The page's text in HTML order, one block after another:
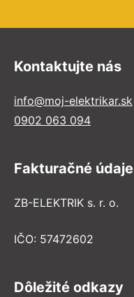
Kontaktujte nás
info@moj-elektrikar.sk
0902 063 094
Fakturačné údaje
ZB-ELEKTRIK s. r. o.
IČO: 57472602
Dôležité odkazy